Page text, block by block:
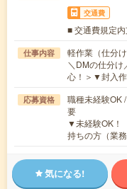
交通費
■ 交通費規定
仕事内容
軽作業（仕分
＼DMの仕分け
心！＞▼封入
応募資格
職種未経験OK
要
▼未経験OK！
持ちの方（業
気になる!